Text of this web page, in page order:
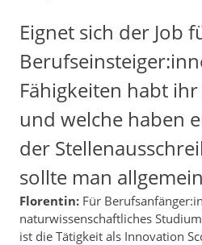
Eignet sich der Job
Fähigkeiten habt
und welche haben
der
sollte man
Florentin: Für
naturwissenschaftliches
ist die Tätigkeit als Innovation